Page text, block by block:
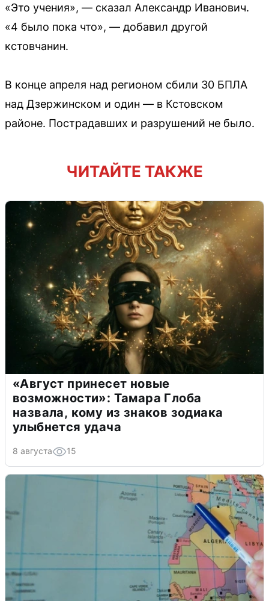
«Это учения», — сказал Александр Иванович.
«4 было пока что», — добавил другой
кстовчанин.
В конце апреля над регионом сбили 30 БПЛА
над Дзержинском и один — в Кстовском
районе. Пострадавших и разрушений не было.
ЧИТАЙТЕ ТАКЖЕ
«Август принесет новые
возможности»: Тамара Глоба
назвала, кому из знаков зодиака
улыбнется удача
8 августа 15